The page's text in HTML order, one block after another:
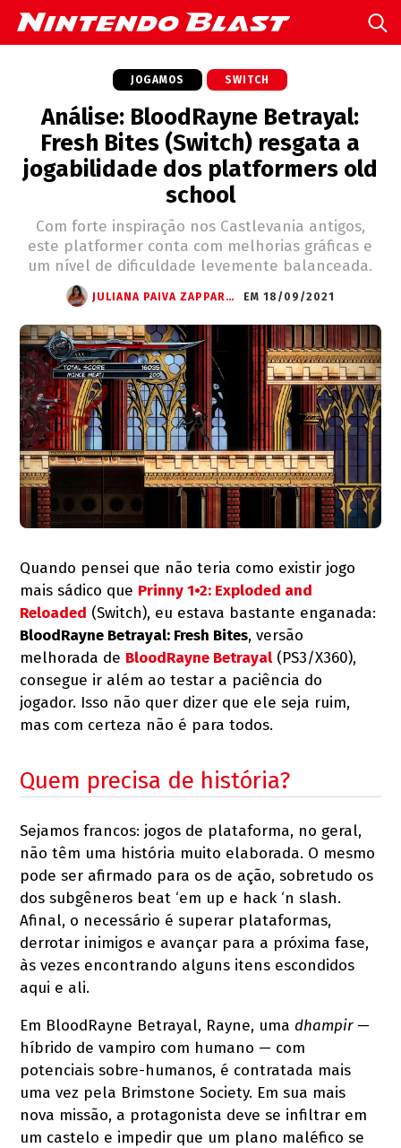
JOGAMOS SWITCH
Análise: BloodRayne Betrayal:
Fresh Bites (Switch) resgata a
jogabilidade dos platformers old
school
Com forte inspiração nos Castlevania antigos,
este platformer conta com melhorias gráficas e
um nível de dificuldade levemente balanceada.
JULIANA PAIVA ZAPPAROLI EM 18/09/2021
Quando pensei que não teria como existir jogo
mais sádico que Prinny 1•2: Exploded and
Reloaded (Switch), eu estava bastante enganada:
BloodRayne Betrayal: Fresh Bites, versão
melhorada de BloodRayne Betrayal (PS3/X360),
consegue ir além ao testar a paciência do
jogador. Isso não quer dizer que ele seja ruim,
mas com certeza não é para todos.
Quem precisa de história?
Sejamos francos: jogos de plataforma, no geral,
não têm uma história muito elaborada. O mesmo
pode ser afirmado para os de ação, sobretudo os
dos subgêneros beat ‘em up e hack ‘n slash.
Afinal, o necessário é superar plataformas,
derrotar inimigos e avançar para a próxima fase,
às vezes encontrando alguns itens escondidos
aqui e ali.
Em BloodRayne Betrayal, Rayne, umadhampir—
híbrido de vampiro com humano — com
potenciais sobre-humanos, é contratada mais
uma vez pela Brimstone Society. Em sua mais
nova missão, a protagonista deve se infiltrar em
um castelo e impedir que um plano maléfico se